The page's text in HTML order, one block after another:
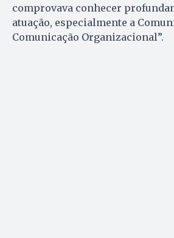
comprovava conhecer
atuação, especialmente a
Comunicação Organizacional”.